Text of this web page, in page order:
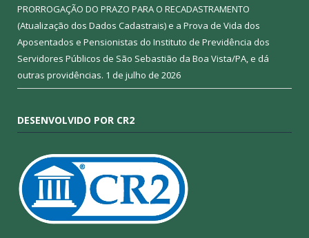
PRORROGAÇÃO DO PRAZO PARA O RECADASTRAMENTO
(Atualização dos Dados Cadastrais) e a Prova de Vida dos
Aposentados e Pensionistas do Instituto de Previdência dos
Servidores Públicos de São Sebastião da Boa Vista/PA, e dá
outras providências. 1 de julho de 2026
DESENVOLVIDO POR CR2